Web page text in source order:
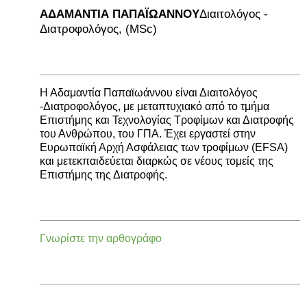
ΑΔΑΜΑΝΤΙΑ ΠΑΠΑΪΩΑΝΝΟΥΔιαιτολόγος -
Διατροφολόγος, (MSc)
Η Αδαμαντία Παπαϊωάννου είναι Διαιτολόγος
-Διατροφολόγος, με μεταπτυχιακό από το τμήμα
Επιστήμης και Τεχνολογίας Τροφίμων και Διατροφής
του Ανθρώπου, του ΓΠΑ. Έχει εργαστεί στην
Ευρωπαϊκή Αρχή Ασφάλειας των τροφίμων (EFSA)
και μετεκπαιδεύεται διαρκώς σε νέους τομείς της
Επιστήμης της Διατροφής.
Γνωρίστε την αρθογράφο